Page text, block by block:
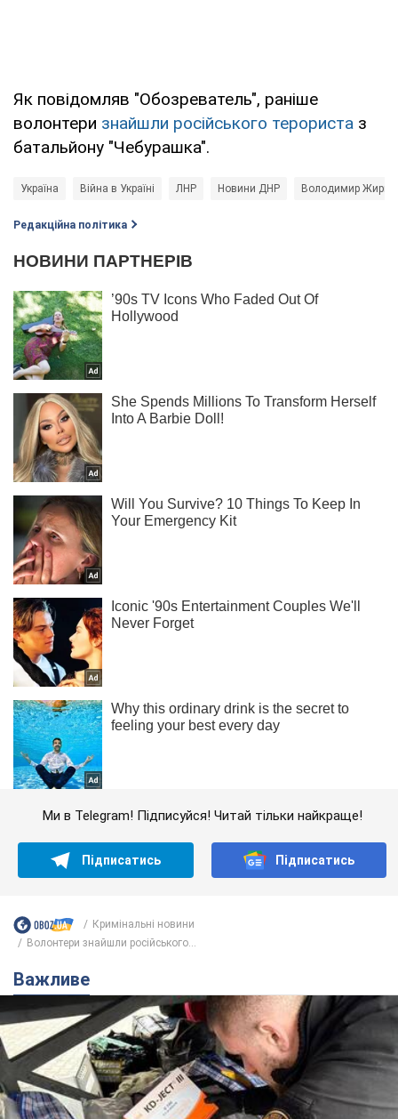
Як повідомляв "Обозреватель", раніше
волонтери знайшли російського терориста з
батальйону "Чебурашка".
Україна Війна в Україні ЛНР Новини ДНР Володимир
Редакційна політика
Ми в Telegram! Підписуйся! Читай тільки найкраще!
Підписатись Підписатись
Кримінальні новини
Волонтери знайшли російського...
Важливе